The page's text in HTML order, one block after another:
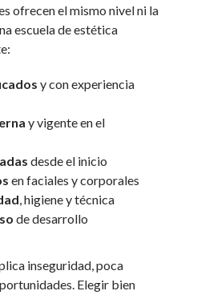
ofrecen el mismo nivel ni la
escuela de estética
y con experiencia
y vigente en el
desde el inicio
en faciales y corporales
, higiene y técnica
de desarrollo
inseguridad, poca
Elegir bien